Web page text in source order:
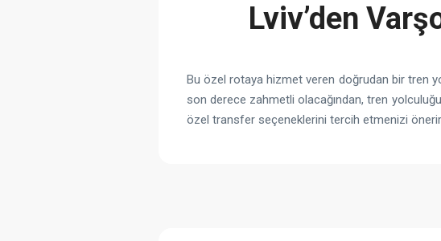
Lviv’den
Bu özel rotaya hizmet veren doğrudan bir tren
son derece zahmetli olacağından, tren
özel transfer seçeneklerini tercih etmenizi